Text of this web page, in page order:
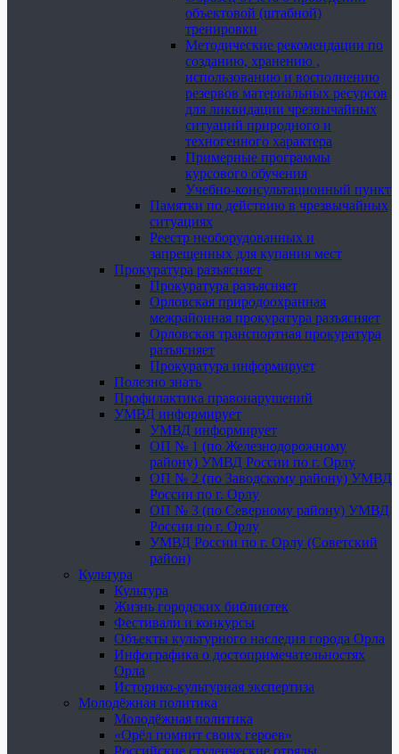
объектовой (штабной)
тренировки
Методические рекомендации по
созданию, хранению ,
использованию и восполнению
резервов материальных ресурсов
для ликвидации чрезвычайных
ситуаций природного и
техногенного характера
Примерные программы
курсового обучения
Учебно-консультационный пункт
Памятки по действию в чрезвычайных
ситуациях
Реестр необорудованных и
запрещенных для купания мест
Прокуратура разъясняет
Прокуратура разъясняет
Орловская природоохранная
межрайонная прокуратура разъясняет
Орловская транспортная прокуратура
разъясняет
Прокуратура информирует
Полезно знать
Профилактика правонарушений
УМВД информирует
УМВД информирует
ОП № 1 (по Железнодорожному
району) УМВД России по г. Орлу
ОП № 2 (по Заводскому району) УМВД
России по г. Орлу
ОП № 3 (по Северному району) УМВД
России по г. Орлу
УМВД России по г. Орлу (Советский
район)
Культура
Культура
Жизнь городских библиотек
Фестивали и конкурсы
Объекты культурного наследия города Орла
Инфографика о достопримечательностях
Орла
Историко-культурная экспертиза
Молодёжная политика
Молодёжная политика
«Орёл помнит своих героев»
Российские студенческие отряды